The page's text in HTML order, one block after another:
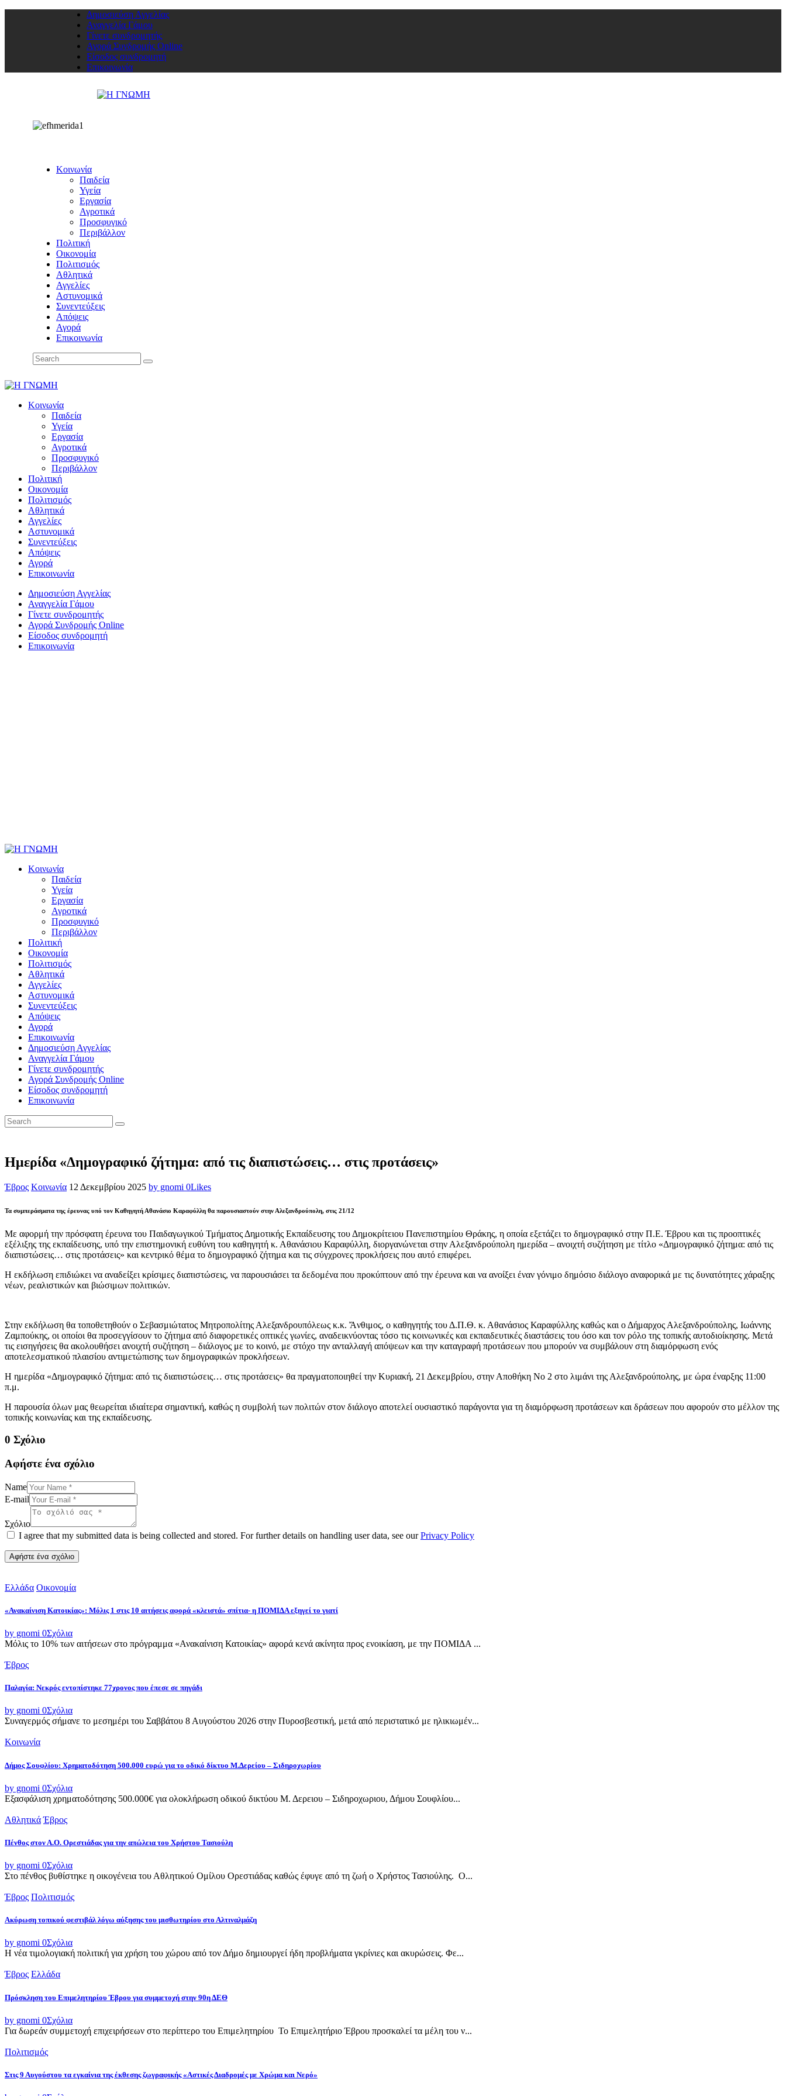
Δημοσιεύση Αγγελίας
Αναγγελία Γάμου
Γίνετε συνδρομητής
Αγορά Συνδρομής Online
Είσοδος συνδρομητή
Επικοινωνία
Κοινωνία
Παιδεία
Υγεία
Εργασία
Αγροτικά
Προσφυγικό
Περιβάλλον
Πολιτική
Οικονομία
Πολιτισμός
Αθλητικά
Αγγελίες
Αστυνομικά
Συνεντεύξεις
Απόψεις
Αγορά
Επικοινωνία
Κοινωνία
Παιδεία
Υγεία
Εργασία
Αγροτικά
Προσφυγικό
Περιβάλλον
Πολιτική
Οικονομία
Πολιτισμός
Αθλητικά
Αγγελίες
Αστυνομικά
Συνεντεύξεις
Απόψεις
Αγορά
Επικοινωνία
Δημοσιεύση Αγγελίας
Αναγγελία Γάμου
Γίνετε συνδρομητής
Αγορά Συνδρομής Online
Είσοδος συνδρομητή
Επικοινωνία
Κοινωνία
Παιδεία
Υγεία
Εργασία
Αγροτικά
Προσφυγικό
Περιβάλλον
Πολιτική
Οικονομία
Πολιτισμός
Αθλητικά
Αγγελίες
Αστυνομικά
Συνεντεύξεις
Απόψεις
Αγορά
Επικοινωνία
Δημοσιεύση Αγγελίας
Αναγγελία Γάμου
Γίνετε συνδρομητής
Αγορά Συνδρομής Online
Είσοδος συνδρομητή
Επικοινωνία
Ημερίδα «Δημογραφικό ζήτημα: από τις διαπιστώσεις… στις προτάσεις»
Έβρος Κοινωνία 12 Δεκεμβρίου 2025 by gnomi 0Likes
Τα συμπεράσματα της έρευνας υπό τον Καθηγητή Αθανάσιο Καραφύλλη θα παρουσιαστούν στην Αλεξανδρούπολη, στις 21/12
Με αφορμή την πρόσφατη έρευνα του Παιδαγωγικού Τμήματος Δημοτικής Εκπαίδευσης του Δημοκρίτειου Πανεπιστημίου Θράκης, η οποία εξετάζει το δημογραφικό στην Π.Ε. Έβρου και τις προοπτικές
εξέλιξης της εκπαίδευσης, υπό την επιστημονική ευθύνη του καθηγητή κ. Αθανάσιου Καραφύλλη, διοργανώνεται στην Αλεξανδρούπολη ημερίδα – ανοιχτή συζήτηση με τίτλο «Δημογραφικό ζήτημα: από τις
διαπιστώσεις… στις προτάσεις» και κεντρικό θέμα το δημογραφικό ζήτημα και τις σύγχρονες προκλήσεις που αυτό επιφέρει.
Η εκδήλωση επιδιώκει να αναδείξει κρίσιμες διαπιστώσεις, να παρουσιάσει τα δεδομένα που προκύπτουν από την έρευνα και να ανοίξει έναν γόνιμο δημόσιο διάλογο αναφορικά με τις δυνατότητες χάραξης
νέων, ρεαλιστικών και βιώσιμων πολιτικών.
Στην εκδήλωση θα τοποθετηθούν ο Σεβασμιώτατος Μητροπολίτης Αλεξανδρουπόλεως κ.κ. Ἄνθιμος, ο καθηγητής του Δ.Π.Θ. κ. Αθανάσιος Καραφύλλης καθώς και ο Δήμαρχος Αλεξανδρούπολης, Ιωάννης
Ζαμπούκης, οι οποίοι θα προσεγγίσουν το ζήτημα από διαφορετικές οπτικές γωνίες, αναδεικνύοντας τόσο τις κοινωνικές και εκπαιδευτικές διαστάσεις του όσο και τον ρόλο της τοπικής αυτοδιοίκησης. Μετά
τις εισηγήσεις θα ακολουθήσει ανοιχτή συζήτηση – διάλογος με το κοινό, με στόχο την ανταλλαγή απόψεων και την καταγραφή προτάσεων που μπορούν να συμβάλουν στη διαμόρφωση ενός
αποτελεσματικού πλαισίου αντιμετώπισης των δημογραφικών προκλήσεων.
Η ημερίδα «Δημογραφικό ζήτημα: από τις διαπιστώσεις… στις προτάσεις» θα πραγματοποιηθεί την Κυριακή, 21 Δεκεμβρίου, στην Αποθήκη Νο 2 στο λιμάνι της Αλεξανδρούπολης, με ώρα έναρξης 11:00
π.μ.
Η παρουσία όλων μας θεωρείται ιδιαίτερα σημαντική, καθώς η συμβολή των πολιτών στον διάλογο αποτελεί ουσιαστικό παράγοντα για τη διαμόρφωση προτάσεων και δράσεων που αφορούν στο μέλλον της
τοπικής κοινωνίας και της εκπαίδευσης.
0 Σχόλιο
Αφήστε ένα σχόλιο
Name
E-mail
Σχόλιο
I agree that my submitted data is being collected and stored. For further details on handling user data, see ourPrivacy Policy
Ελλάδα Οικονομία
«Ανακαίνιση Κατοικίας»: Μόλις 1 στις 10 αιτήσεις αφορά «κλειστά» σπίτια- η ΠΟΜΙΔΑ εξηγεί το γιατί
by gnomi 0Σχόλια
Μόλις το 10% των αιτήσεων στο πρόγραμμα «Ανακαίνιση Κατοικίας» αφορά κενά ακίνητα προς ενοικίαση, με την ΠΟΜΙΔΑ ...
Έβρος
Παλαγία: Νεκρός εντοπίστηκε 77χρονος που έπεσε σε πηγάδι
by gnomi 0Σχόλια
Συναγερμός σήμανε το μεσημέρι του Σαββάτου 8 Αυγούστου 2026 στην Πυροσβεστική, μετά από περιστατικό με ηλικιωμέν...
Κοινωνία
Δήμος Σουφλίου: Χρηματοδότηση 500.000 ευρώ για το οδικό δίκτυο Μ.Δερείου – Σιδηροχωρίου
by gnomi 0Σχόλια
Εξασφάλιση χρηματοδότησης 500.000€ για ολοκλήρωση οδικού δικτύου Μ. Δερειου – Σιδηροχωριου, Δήμου Σουφλίου...
Αθλητικά Έβρος
Πένθος στον Α.Ο. Ορεστιάδας για την απώλεια του Χρήστου Τασιούλη
by gnomi 0Σχόλια
Στο πένθος βυθίστηκε η οικογένεια του Αθλητικού Ομίλου Ορεστιάδας καθώς έφυγε από τη ζωή ο Χρήστος Τασιούλης. Ο...
Έβρος Πολιτισμός
Ακύρωση τοπικού φεστιβάλ λόγω αύξησης του μισθωτηρίου στο Αλτιναλμάζη
by gnomi 0Σχόλια
Η νέα τιμολογιακή πολιτική για χρήση του χώρου από τον Δήμο δημιουργεί ήδη προβλήματα γκρίνιες και ακυρώσεις. Φε...
Έβρος Ελλάδα
Πρόσκληση του Επιμελητηρίου Έβρου για συμμετοχή στην 90η ΔΕΘ
by gnomi 0Σχόλια
Για δωρεάν συμμετοχή επιχειρήσεων στο περίπτερο του Επιμελητηρίου Το Επιμελητήριο Έβρου προσκαλεί τα μέλη του ν...
Πολιτισμός
Στις 9 Αυγούστου τα εγκαίνια της έκθεσης ζωγραφικής «Αστικές Διαδρομές με Χρώμα και Νερό»